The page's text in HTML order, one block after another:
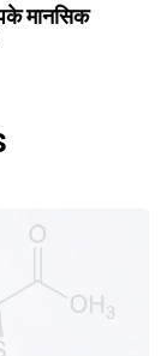
मानसिक